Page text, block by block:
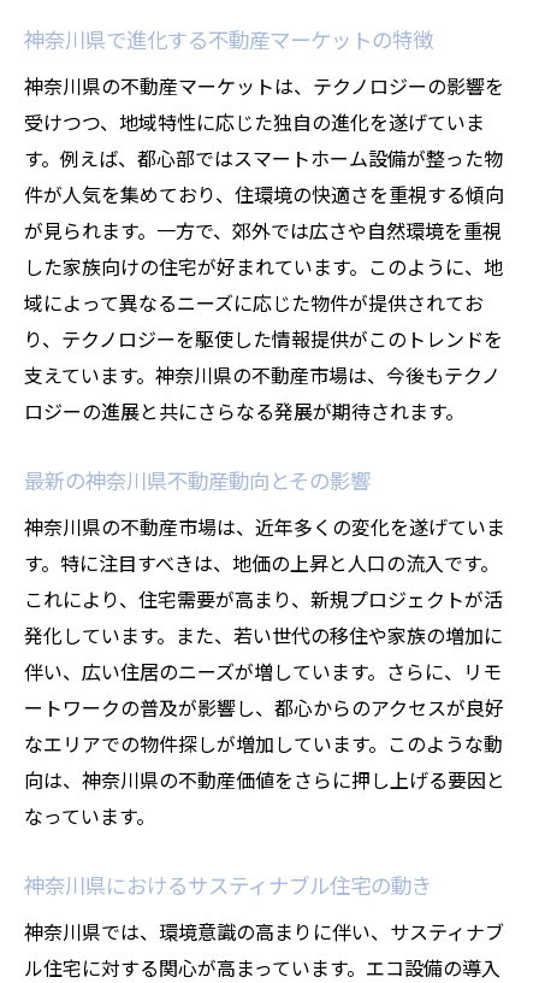
神奈川県で進化する不動産マーケットの特徴
神奈川県の不動産マーケットは、テクノロジーの影響を
受けつつ、地域特性に応じた独自の進化を遂げていま
す。例えば、都心部ではスマートホーム設備が整った物
件が人気を集めており、住環境の快適さを重視する傾向
が見られます。一方で、郊外では広さや自然環境を重視
した家族向けの住宅が好まれています。このように、地
域によって異なるニーズに応じた物件が提供されてお
り、テクノロジーを駆使した情報提供がこのトレンドを
支えています。神奈川県の不動産市場は、今後もテクノ
ロジーの進展と共にさらなる発展が期待されます。
最新の神奈川県不動産動向とその影響
神奈川県の不動産市場は、近年多くの変化を遂げていま
す。特に注目すべきは、地価の上昇と人口の流入です。
これにより、住宅需要が高まり、新規プロジェクトが活
発化しています。また、若い世代の移住や家族の増加に
伴い、広い住居のニーズが増しています。さらに、リモ
ートワークの普及が影響し、都心からのアクセスが良好
なエリアでの物件探しが増加しています。このような動
向は、神奈川県の不動産価値をさらに押し上げる要因と
なっています。
神奈川県におけるサスティナブル住宅の動き
神奈川県では、環境意識の高まりに伴い、サスティナブ
ル住宅に対する関心が高まっています。エコ設備の導入